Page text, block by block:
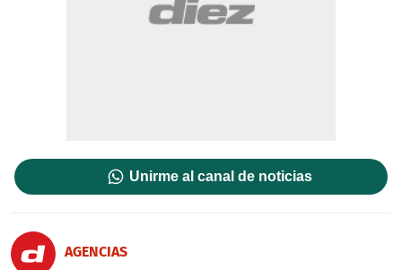
Unirme al canal de noticias
AGENCIAS